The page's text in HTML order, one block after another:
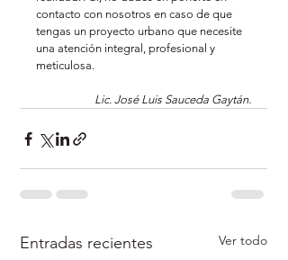
contacto con nosotros en caso de que
tengas un proyecto urbano que necesite
una atención integral, profesional y
meticulosa.
Lic. José Luis Sauceda Gaytán.
Entradas recientes Ver todo